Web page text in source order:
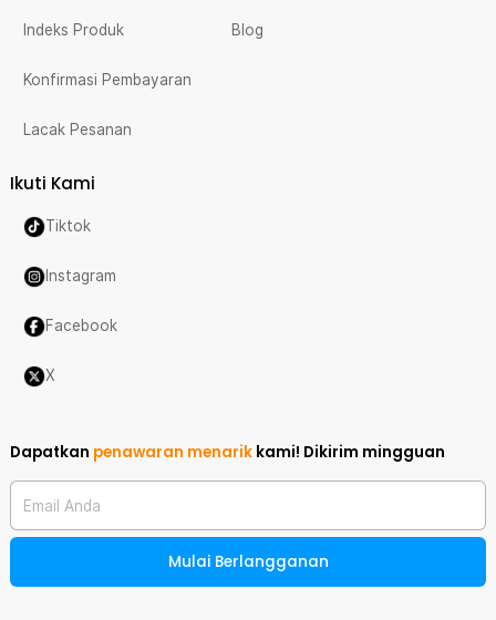
Indeks Produk
Konfirmasi Pembayaran
Lacak Pesanan
Blog
Ikuti Kami
Tiktok
Instagram
Facebook
X
Dapatkan penawaran menarik kami! Dikirim mingguan
Email Anda
Mulai Berlangganan